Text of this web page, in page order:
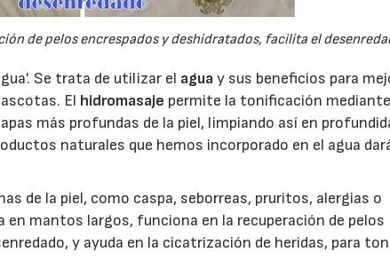
de pelos encrespados y deshidratados, facilita el
Se trata de utilizar el aguay sus beneficios para
El hidromasaje permite la tonificación
más profundas de la piel, limpiando así en
naturales que hemos incorporado en el agua
de la piel, como caspa, seborreas, pruritos, alergias o
en mantos largos, funciona en la recuperación de pelos
y ayuda en la cicatrización de heridas, para